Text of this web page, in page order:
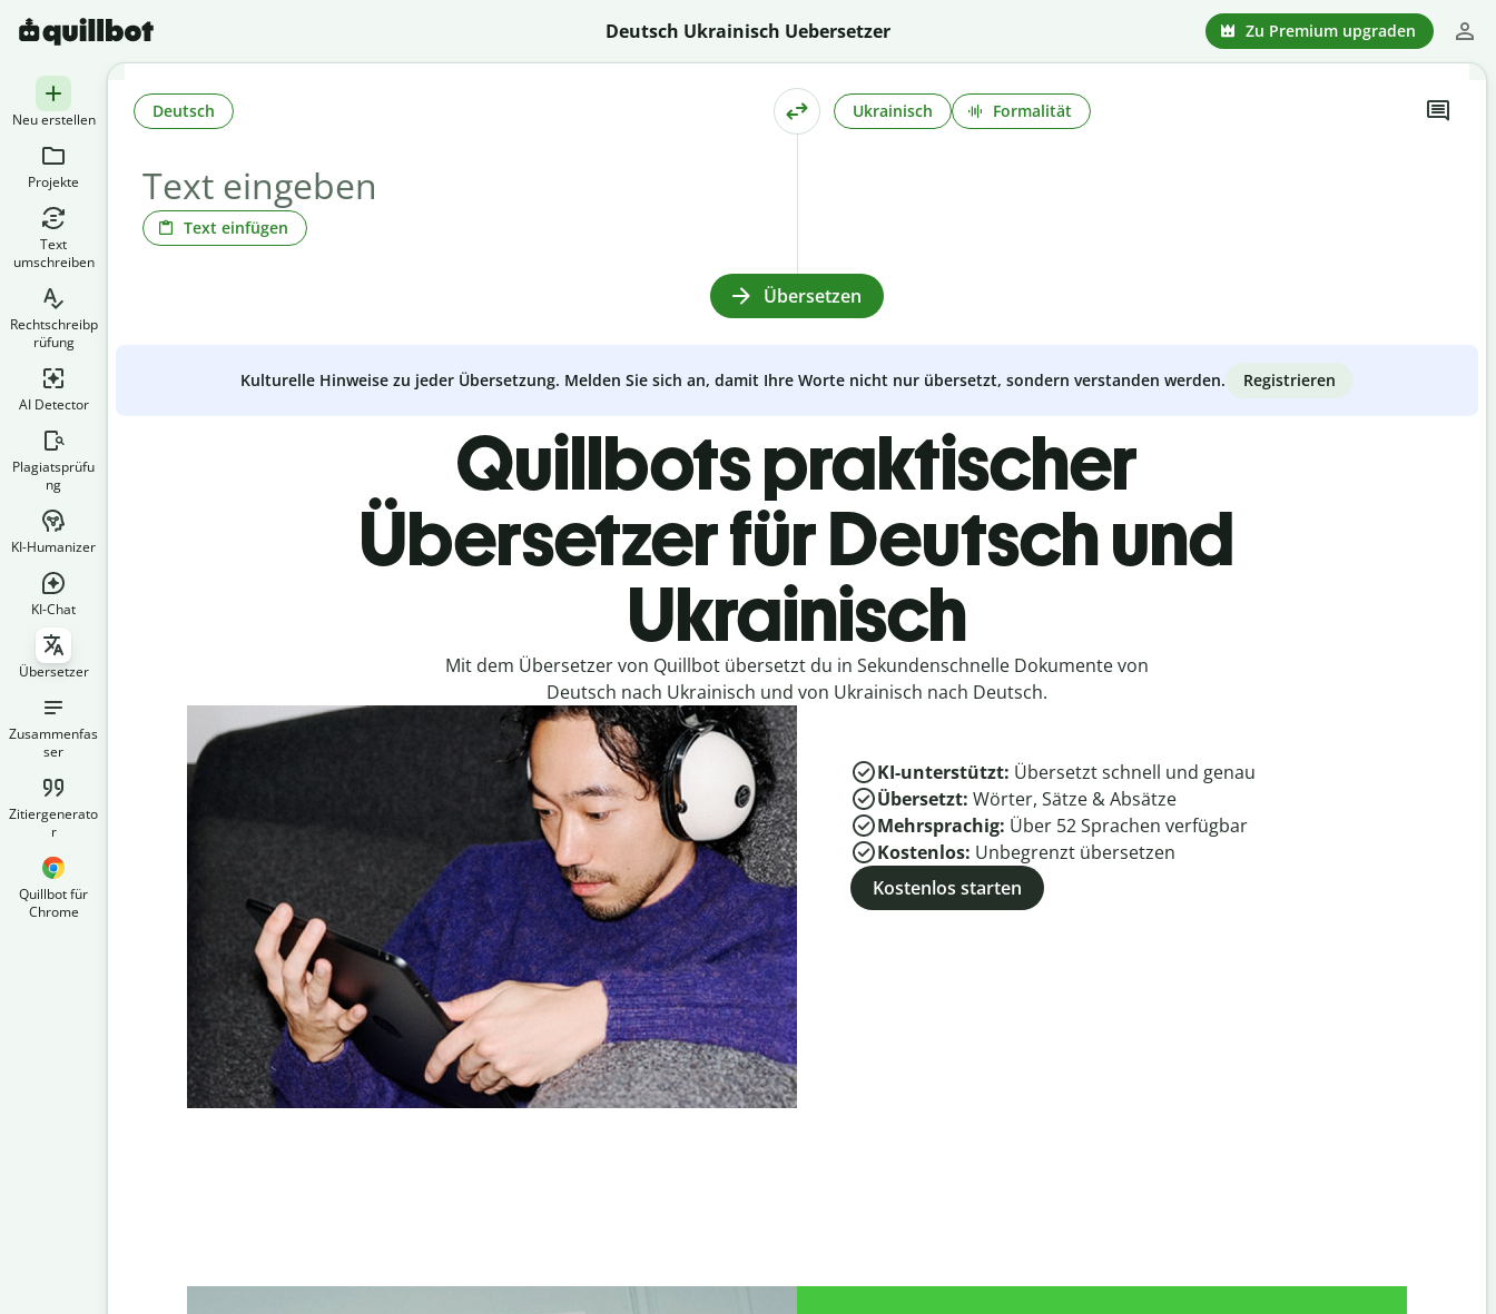
Deutsch Ukrainisch Uebersetzer Zu Premium upgraden
Neu erstellen
Projekte
Text
umschreiben
Rechtschreibp
rüfung
AI Detector
Plagiatsprüfu
ng
KI-Humanizer
KI-Chat
Übersetzer
Zusammenfas
ser
Zitiergenerato
r
Quillbot für
Chrome
Text einfügen
Deutsch Ukrainisch Formalität
Übersetzen
Kulturelle Hinweise zu jeder Übersetzung. Melden Sie sich an, damit Ihre Worte nicht nur übersetzt, sondern verstanden werden. Registrieren
Quillbots praktischer
Übersetzer für Deutsch und
Ukrainisch
Mit dem Übersetzer von Quillbot übersetzt du in Sekundenschnelle Dokumente von
Deutsch nach Ukrainisch und von Ukrainisch nach Deutsch.
KI-unterstützt: Übersetzt schnell und genau
Übersetzt: Wörter, Sätze & Absätze
Mehrsprachig: Über 52Sprachen verfügbar
Kostenlos: Unbegrenzt übersetzen
Kostenlos starten